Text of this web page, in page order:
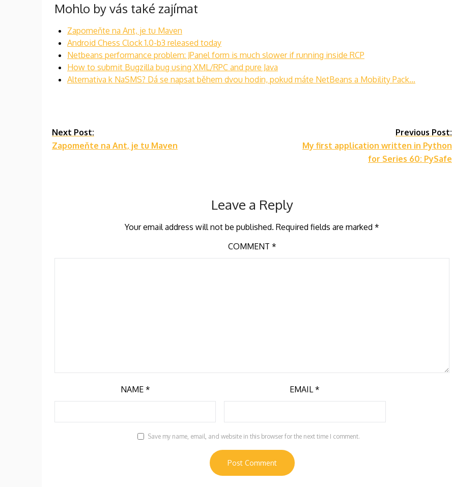
Mohlo by vás také zajímat
Zapomeňte na Ant, je tu Maven
Android Chess Clock 1.0-b3 released today
Netbeans performance problem: JPanel form is much slower if running inside RCP
How to submit Bugzilla bug using XML/RPC and pure Java
Alternativa k NaSMS? Dá se napsat během dvou hodin, pokud máte NetBeans a Mobility Pack…
Continue
Reading
Next Post:
Zapomeňte na Ant, je tu Maven
Previous Post:
My first application written in Python
for Series 60: PySafe
Leave a Reply
Your email address will not be published. Required fields are marked *
COMMENT *
NAME * EMAIL*
Save my name, email, and website in this browser for the next time I comment.